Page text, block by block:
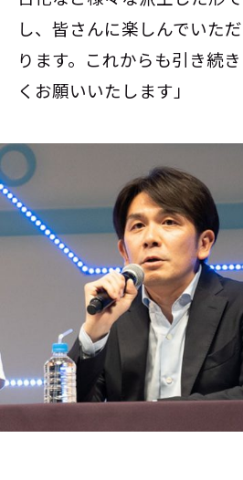
し、皆さんに楽しんでいた
ります。これからも引き続
くお願いいたします」